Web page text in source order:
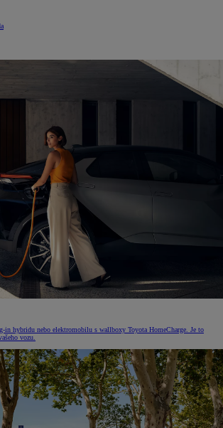
in hybridu nebo elektromobilu s wallboxy Toyota HomeCharge. Je to
vozu.